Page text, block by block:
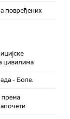
повређених
цивилима
- Боле.
према